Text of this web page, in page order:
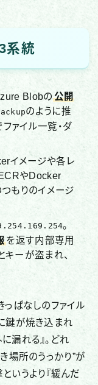
系統
Blobの 公開
のように推
ァイル一覧・ダ
イメージや各レ
ECRやDocker
もりのイメージ
。
を返す内部専用
キーが盗まれ、
っぱなしのファイル
鍵が焼き込まれ
漏れる』。どれ
場所のうっかり”が
いうより『緩んだ